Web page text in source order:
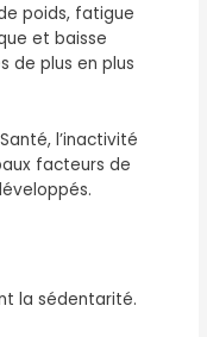
poids, fatigue
et baisse
de plus en plus
, l’inactivité
facteurs de
la sédentarité.